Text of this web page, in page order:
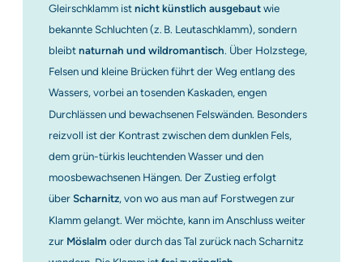
Gleirschklamm istnicht künstlich ausgebautwie
bekannte Schluchten (z. B. Leutaschklamm), sondern
bleibtnaturnah und wildromantisch. Über Holzstege,
Felsen und kleine Brücken führt der Weg entlang des
Wassers, vorbei an tosenden Kaskaden, engen
Durchlässen und bewachsenen Felswänden. Besonders
reizvoll ist der Kontrast zwischen dem dunklen Fels,
dem grün-türkis leuchtenden Wasser und den
moosbewachsenen Hängen. Der Zustieg erfolgt
überScharnitz, von wo aus man auf Forstwegen zur
Klamm gelangt. Wer möchte, kann im Anschluss weiter
zur Möslalm oder durch das Tal zurück nach Scharnitz